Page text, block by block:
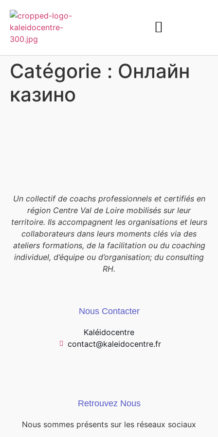
Catégorie : Онлайн
казино
Un collectif de coachs professionnels et certifiés en
région Centre Val de Loire mobilisés sur leur
territoire. Ils accompagnent les organisations et leurs
collaborateurs dans leurs moments clés via des
ateliers formations, de la facilitation ou du coaching
individuel, d’équipe ou d’organisation; du consulting
RH.
Nous Contacter
Kaléidocentre
contact@kaleidocentre.fr
Retrouvez Nous
Nous sommes présents sur les réseaux sociaux